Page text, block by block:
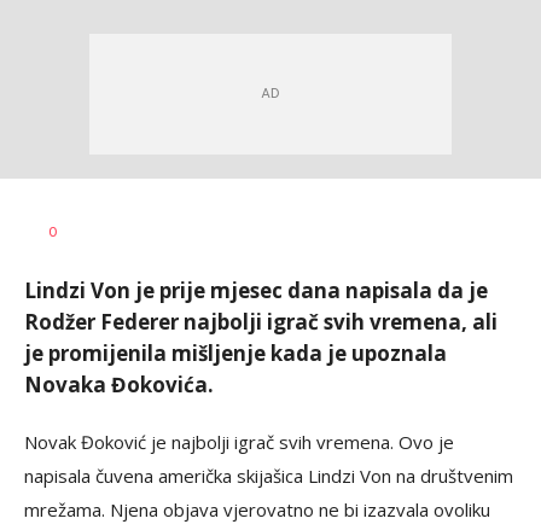
0
Lindzi Von je prije mjesec dana napisala da je
Rodžer Federer najbolji igrač svih vremena, ali
je promijenila mišljenje kada je upoznala
Novaka Đokovića.
Novak Đoković je najbolji igrač svih vremena. Ovo je
napisala čuvena američka skijašica Lindzi Von na društvenim
mrežama. Njena objava vjerovatno ne bi izazvala ovoliku